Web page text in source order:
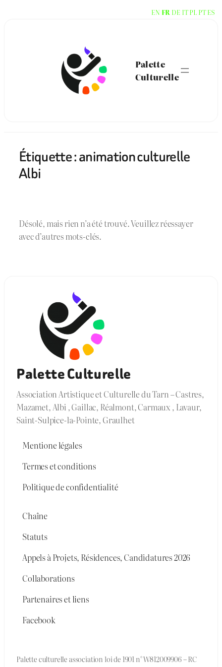
Palette
Culturelle
Étiquette :animation culturelle
Albi
Désolé, mais rien n’a été trouvé. Veuillez réessayer
avec d’autres mots-clés.
Palette Culturelle
Association Artistique et Culturelle du Tarn – Castres,
Mazamet, Albi , Gaillac, Réalmont, Carmaux , Lavaur,
Saint-Sulpice-la-Pointe, Graulhet
Mentione légales
Termes et conditions
Politique de confidentialité
Chaîne
Statuts
Appels à Projets, Résidences, Candidatures 2026
Collaborations
Partenaires et liens
Facebook
Palette culturelle association loi de 1901 n° W812009906 – RC
EN FR DE ITPL PTES